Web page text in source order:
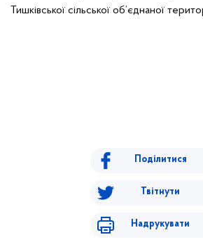
Тишківської сільської об’єднаної
Поділитися
Твітнути
Надрукувати